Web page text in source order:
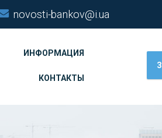
novosti-bankov@i.ua
ИНФОРМАЦИЯ
КОНТАКТЫ